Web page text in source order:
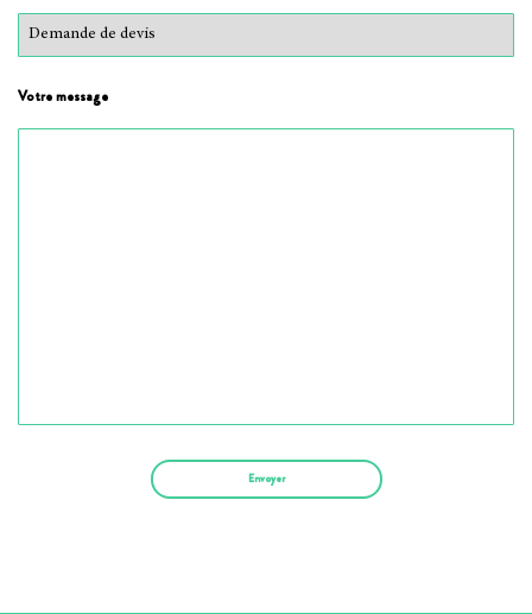
Votre message